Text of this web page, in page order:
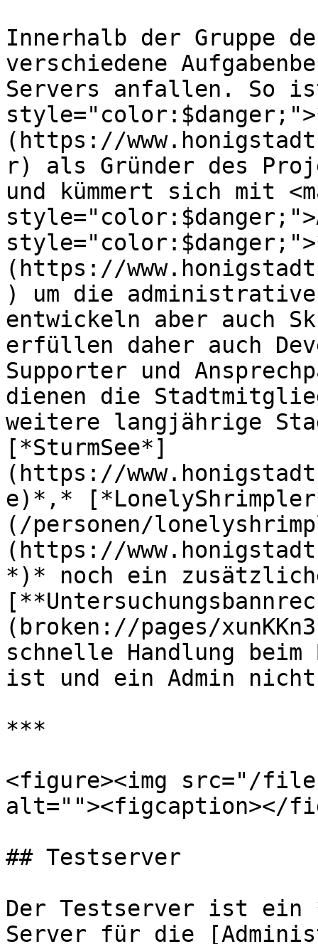
Innerhalb der Gruppe
verschiedene
Servers anfallen. So
(https://
r) als Gründer des
und kümmert sich mit
(https://
) um die
entwickeln aber auch
erfüllen daher auch
Supporter und
dienen die
weitere langjährige
[*SturmSee*]
(https://
e)*,*
(/personen/
(https://
*)* noch ein
(broken://pages/
schnelle Handlung
ist und ein Admin
***
<figure><img src="/files/
alt=""><figcaption></
## Testserver
Der Testserver ist ein
Server für die